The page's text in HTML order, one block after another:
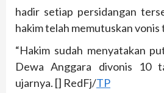
hadir setiap persidangan
hakim telah memutuskan
“Hakim sudah menyatakan
Dewa Anggara divonis 10
ujarnya. [] RedFj/TP